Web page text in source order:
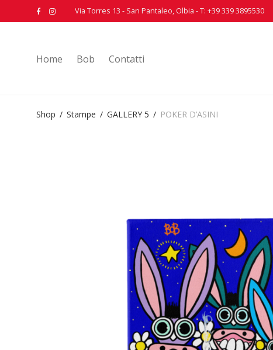
Via Torres 13 - San Pantaleo, Olbia - T: +39 339 3895530
Home Bob Contatti
Shop / Stampe / GALLERY 5 / POKER D’ASINI